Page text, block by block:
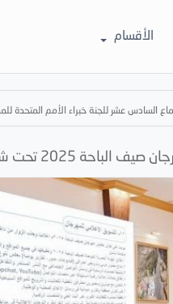
الأقسام
السادس عشر للجنة خبراء الأمم المتحدة
"الباحة.. تراث وسياحة"